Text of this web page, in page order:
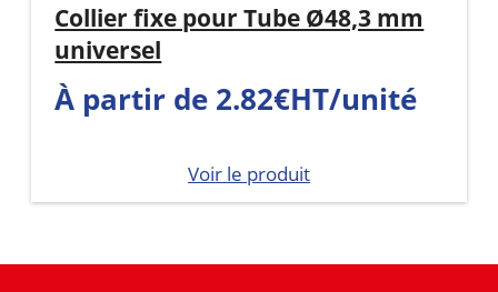
Collier fixe pour Tube Ø48,3 mm
universel
À partir de 2.82€HT/unité
Voir le produit